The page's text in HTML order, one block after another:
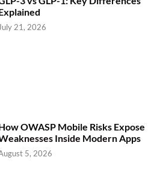
July 21, 2026
OWASP Mobile Risks Expose
Inside Modern Apps
5, 2026